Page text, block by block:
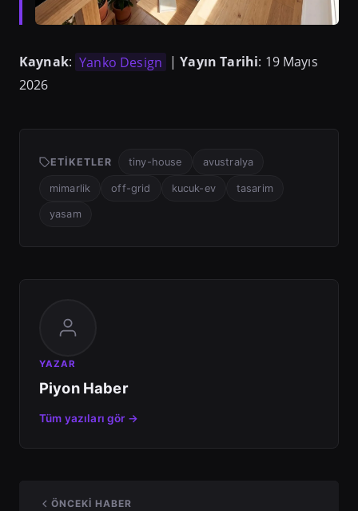
Kaynak: Yanko Design |Yayın Tarihi: 19 Mayıs
2026
ETIKETLER tiny-house avustralya
mimarlik off-grid kucuk-ev tasarim
yasam
YAZAR
Piyon Haber
Tüm yazıları gör →
ÖNCEKI HABER